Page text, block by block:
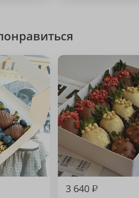
3 640₽